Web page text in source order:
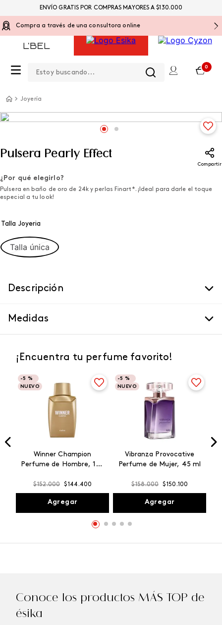
Compra a través de una consultora online
0
ENVÍO GRATIS POR COMPRAS MAYORES A $130.000
Joyería
Pulsera Pearly Effect
Compartir
¿Por qué elegirlo?
Pulsera en baño de oro de 24k y perlas Finart*. ¡Ideal para darle el toque
especial a tu look!
Talla Joyeria
Talla única
Descripción
Medidas
¡Encuentra tu perfume favorito!
-5 %
NUEVO
Winner Champion
Perfume de Hombre, 100
$152.000 $144 .400
Agregar
-5 %
NUEVO
Vibranza Provocative
Perfume de Mujer, 45 ml
$158.000 $150 .100
Agregar
Conoce los productos MÁS TOP de
ésika